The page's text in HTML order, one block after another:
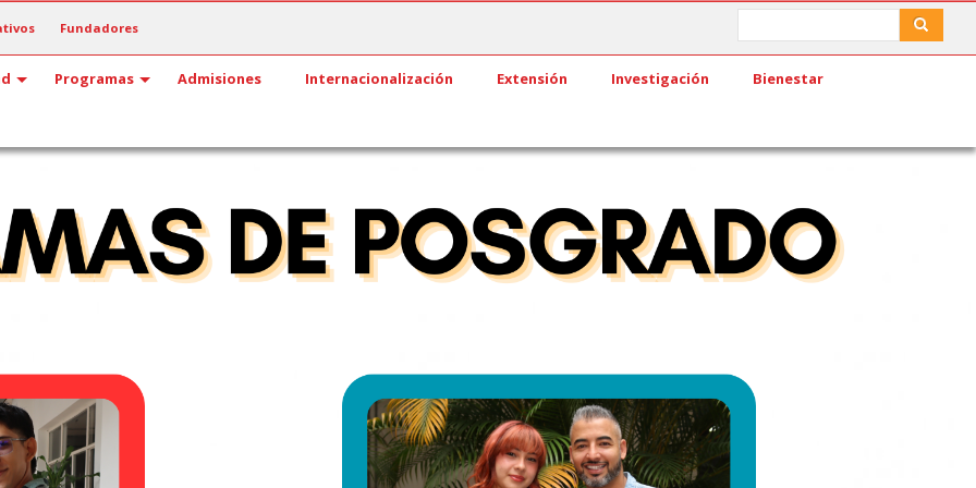
Fundadores
Programas Admisiones Internacionalización Extensión Investigación Bienestar